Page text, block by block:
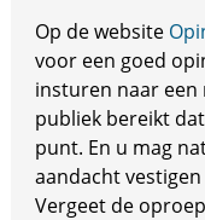
Op de website
voor een goed
insturen naar
publiek bereikt
punt. En u mag
aandacht
Vergeet de